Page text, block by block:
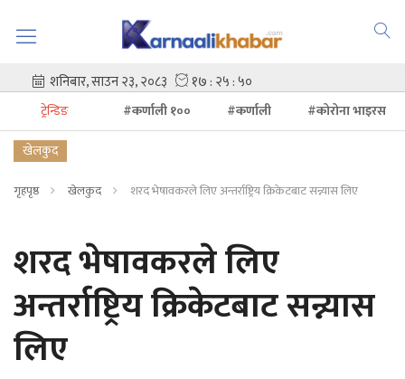
ट्रेन्डिङ #कर्णाली १०० #कर्णाली
#कोरोना भाइरस
खेलकुद
गृहपृष्ठ खेलकुद शरद भेषावकरले लिए अन्तर्राष्ट्रिय क्रिकेटबाट सन्न्यास लिए
शरद भेषावकरले लिए
अन्तर्राष्ट्रिय क्रिकेटबाट सन्न्यास
लिए